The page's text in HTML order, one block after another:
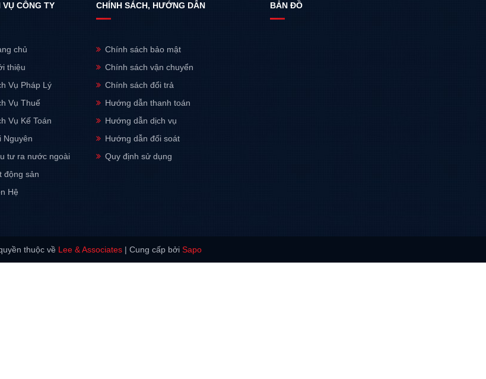
VỤ CÔNG TY
chủ
thiệu
Vụ Pháp Lý
Vụ Thuế
Vụ Kế Toán
Nguyên
tư ra nước ngoài
động sản
Hệ
CHÍNH SÁCH, HƯỚNG DẪN
Chính sách bảo mật
Chính sách vận chuyển
Chính sách đổi trả
Hướng dẫn thanh toán
Hướng dẫn dịch vụ
Hướng dẫn đối soát
Quy định sử dụng
BẢN ĐỒ
thuộc về Lee & Associates | Cung cấp bởi Sapo